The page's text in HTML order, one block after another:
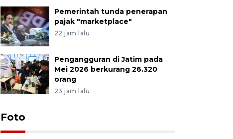
Pemerintah tunda penerapan
pajak "marketplace"
22 jam lalu
Pengangguran di Jatim pada
Mei 2026 berkurang 26.320
orang
23 jam lalu
Foto